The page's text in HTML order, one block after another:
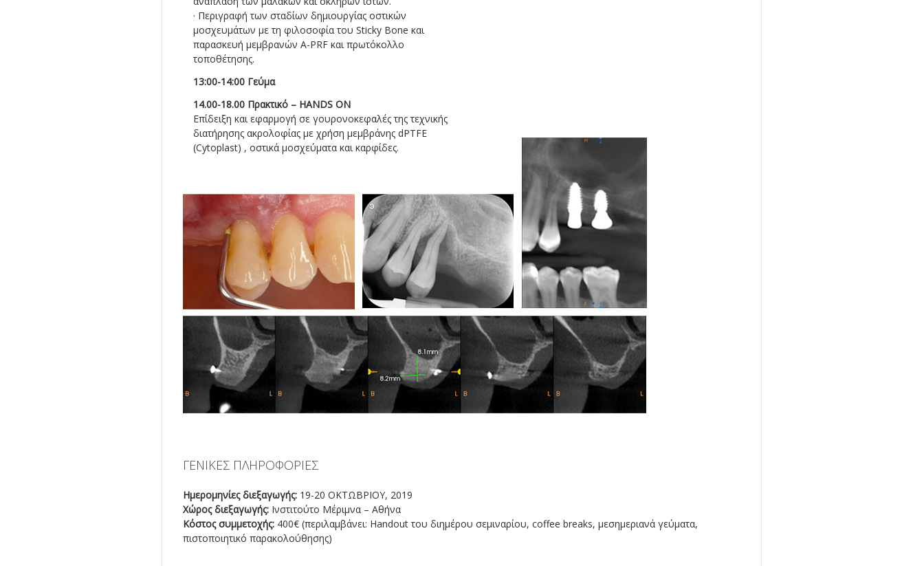
· Περιγραφή των σταδίων δημιουργίας οστικών
μοσχευμάτων με τη φιλοσοφία του Sticky Bone και
παρασκευή μεμβρανών A-PRF και πρωτόκολλο
τοποθέτησης.
13:00-14:00 Γεύμα
14.00-18.00 Πρακτικό – HANDS ON
Επίδειξη και εφαρμογή σε γουρονοκεφαλές της τεχνικής
διατήρησης ακρολοφίας με χρήση μεμβράνης dPTFE
(Cytoplast) , οστικά μοσχεύματα και καρφίδες.
ΓΕΝΙΚΕΣ ΠΛΗΡΟΦΟΡΙΕΣ
Ημερομηνίες διεξαγωγής: 19-20 ΟΚΤΩΒΡΙΟΥ, 2019
Χώρος διεξαγωγής: Ινστιτούτο Μέριμνα – Αθήνα
Κόστος συμμετοχής: 400€ (περιλαμβάνει: Handout του διημέρου σεμιναρίου, coffee breaks, μεσημεριανά γεύματα,
πιστοποιητικό παρακολούθησης)